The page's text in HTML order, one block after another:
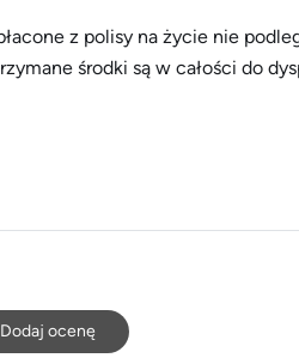
z polisy na życie nie
środki są w całości do
Dodaj ocenę